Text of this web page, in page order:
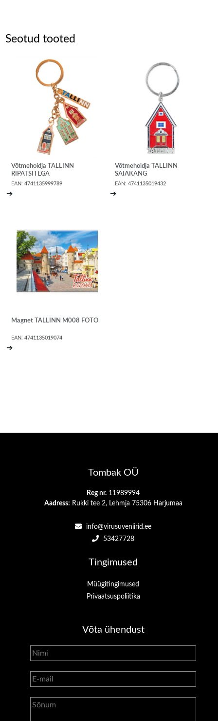
Seotud tooted
Võtmehoidja TALLINN
RIPATSITEGA
EAN:4741135999789
➔
Võtmehoidja TALLINN
SAIAKANG
EAN:4741135019432
➔
Magnet TALLINN M008 FOTO
EAN:4741135019074
➔
Tombak OÜ
Reg nr. 11989994
Aadress: Rukki tee 2, Lehmja 75306 Harjumaa
info@virusuveniirid.ee
53427728
Tingimused
Müügitingimused
Privaatsuspoliitika
Võta ühendust